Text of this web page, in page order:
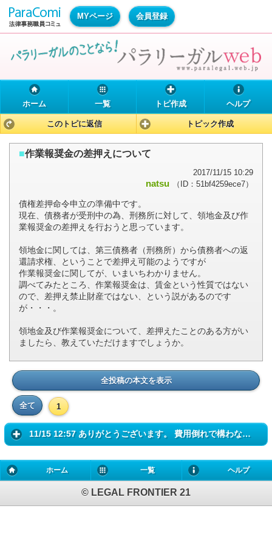
MYページ 会員登録
ホーム 一覧 トピ作成 ヘルプ
このトピに返信 トピック作成
■作業報奨金の差押えについて
2017/11/15 10:29
natsu （ID：51bf4259ece7）
債権差押命令申立の準備中です。
現在、債務者が受刑中の為、刑務所に対して、領地金及び作
業報奨金の差押えを行おうと思っています。
領地金に関しては、第三債務者（刑務所）から債務者への返
還請求権、ということで差押え可能のようですが
作業報奨金に関してが、いまいちわかりません。
調べてみたところ、作業報奨金は、賃金という性質ではない
ので、差押え禁止財産ではない、という説があるのです
が・・・。
領地金及び作業報奨金について、差押えたことのある方がい
ましたら、教えていただけますでしょうか。
全投稿の本文を表示
全て 1
11/15 12:57 ありがとうございます。 費用倒れで構わないのです。 どち...
ホーム 一覧 ヘルプ
© LEGAL FRONTIER 21